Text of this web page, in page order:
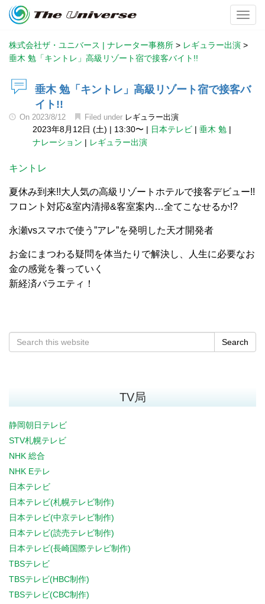
株式会社ザ・ユニバース | ナレーター事務所 > レギュラー出演 >
垂木 勉「キントレ」高級リゾート宿で接客バイト!!
垂木 勉「キントレ」高級リゾート宿で接客バ
イト!!
On 2023/8/12 Filed under レギュラー出演
2023年8月12日 (土) | 13:30〜 | 日本テレビ | 垂木 勉 |
ナレーション | レギュラー出演
キントレ
夏休み到来!!大人気の高級リゾートホテルで接客デビュー!!
フロント対応&室内清掃&客室案内…全てこなせるか!?
永瀬vsスマホで使う”アレ”を発明した天才開発者
お金にまつわる疑問を体当たりで解決し、人生に必要なお
金の感覚を養っていく
新経済バラエティ！
Search
TV局
静岡朝日テレビ
STV札幌テレビ
NHK 総合
NHK Eテレ
日本テレビ
日本テレビ(札幌テレビ制作)
日本テレビ(中京テレビ制作)
日本テレビ(読売テレビ制作)
日本テレビ(長崎国際テレビ制作)
TBSテレビ
TBSテレビ(HBC制作)
TBSテレビ(CBC制作)